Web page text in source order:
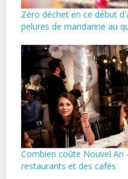
Zéro déchet en ce début
pelures de mandarine au
Combien coûte Nouvel An
restaurants et des cafés